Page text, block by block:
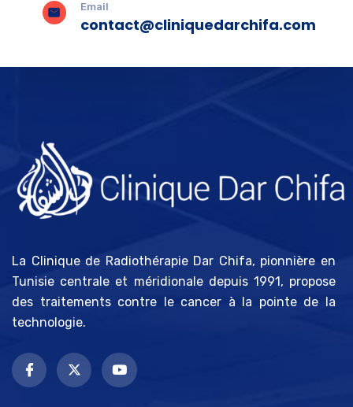
Email
contact@cliniquedarchifa.com
La Clinique de Radiothérapie Dar Chifa, pionnière en
Tunisie centrale et méridionale depuis 1991, propose
des traitements contre le cancer à la pointe de la
technologie.